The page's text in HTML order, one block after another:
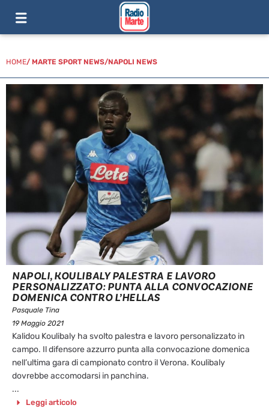
HOME/ MARTE SPORT NEWS/NAPOLI NEWS
NAPOLI, KOULIBALY PALESTRA E LAVORO
PERSONALIZZATO: PUNTA ALLA CONVOCAZIONE
DOMENICA CONTRO L’HELLAS
Pasquale Tina
19 Maggio 2021
Kalidou Koulibaly ha svolto palestra e lavoro personalizzato in
campo. Il difensore azzurro punta alla convocazione domenica
nell’ultima gara di campionato contro il Verona. Koulibaly
dovrebbe accomodarsi in panchina.
...
Leggi articolo